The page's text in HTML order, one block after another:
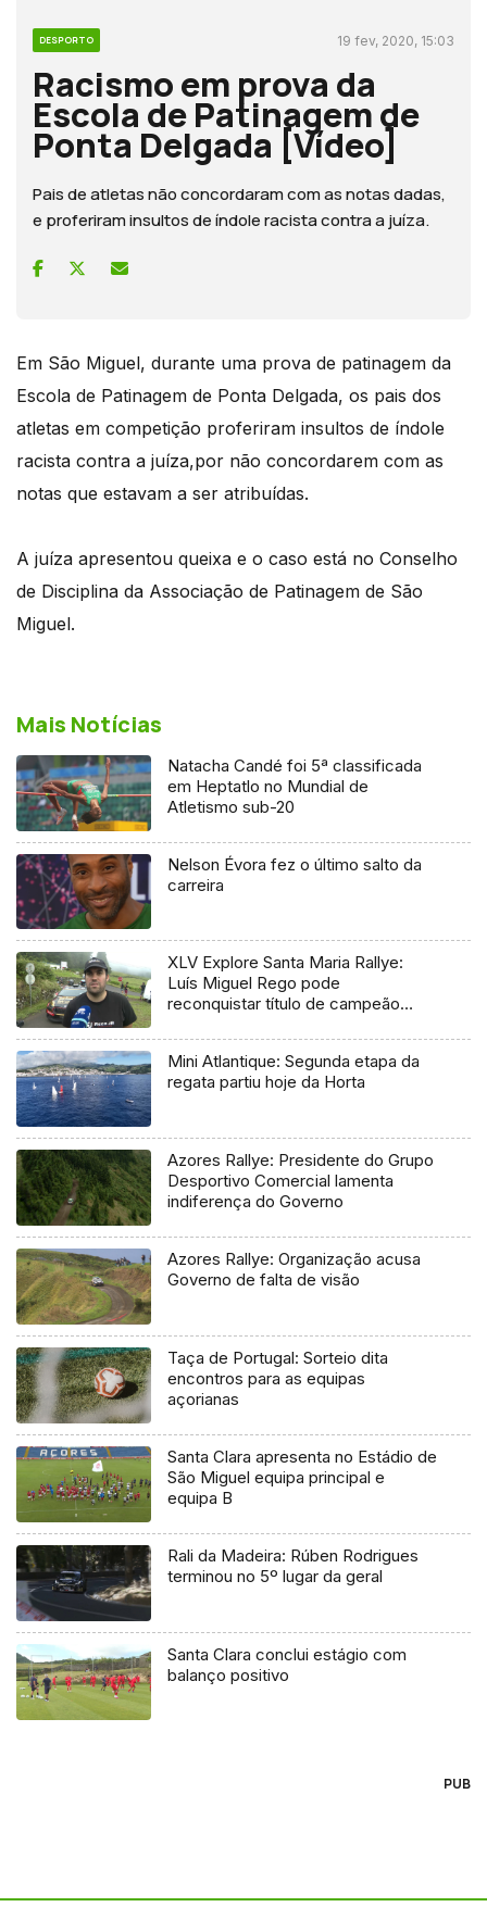
DESPORTO 19 fev, 2020, 15:03
Racismo em prova da
Escola de Patinagem de
Ponta Delgada [Vídeo]
Pais de atletas não concordaram com as notas dadas,
e proferiram insultos de índole racista contra a juíza.
Em São Miguel, durante uma prova de patinagem da
Escola de Patinagem de Ponta Delgada, os pais dos
atletas em competição proferiram insultos de índole
racista contra a juíza,por não concordarem com as
notas que estavam a ser atribuídas.
A juíza apresentou queixa e o caso está no Conselho
de Disciplina da Associação de Patinagem de São
Miguel.
Mais Notícias
Natacha Candé foi 5ª classificada
em Heptatlo no Mundial de
Atletismo sub-20
Nelson Évora fez o último salto da
carreira
XLV Explore Santa Maria Rallye:
Luís Miguel Rego pode
reconquistar título de campeão
Mini Atlantique: Segunda etapa da
regata partiu hoje da Horta
Azores Rallye: Presidente do Grupo
Desportivo Comercial lamenta
indiferença do Governo
Azores Rallye: Organização acusa
Governo de falta de visão
Taça de Portugal: Sorteio dita
encontros para as equipas
açorianas
Santa Clara apresenta no Estádio de
São Miguel equipa principal e
equipa B
Rali da Madeira: Rúben Rodrigues
terminou no 5º lugar da geral
Santa Clara conclui estágio com
balanço positivo
PUB